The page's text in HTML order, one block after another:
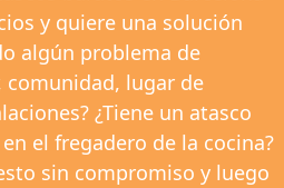
y quiere una solución
algún problema de
comunidad, lugar de
¿Tiene un atasco
el fregadero de la cocina?
sin compromiso y luego